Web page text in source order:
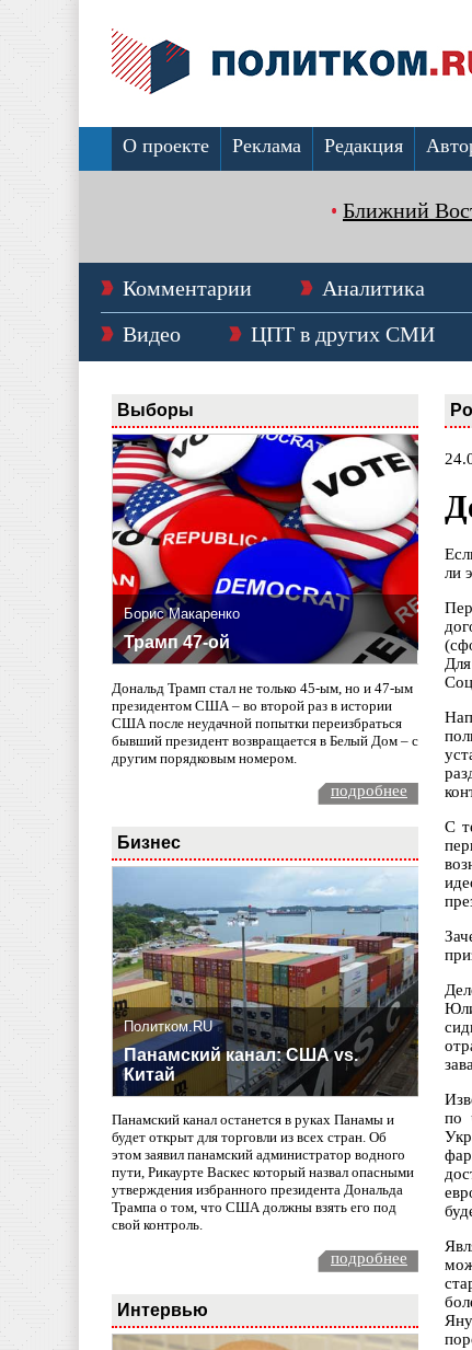
О проекте Реклама Редакция
Ближний
Комментарии Аналитика
Видео
ЦПТ в других СМИ
Выборы
Борис Макаренко
Трамп 47-ой
Дональд Трамп стал не только 45-ым, но и 47-ым
президентом США – во второй раз в истории
США после неудачной попытки переизбраться
бывший президент возвращается в Белый Дом – с
другим порядковым номером.
подробнее
Бизнес
Политком.RU
Панамский канал: США vs.
Китай
Панамский канал останется в руках Панамы и
будет открыт для торговли из всех стран. Об
этом заявил панамский администратор водного
пути, Рикаурте Васкес который назвал опасными
утверждения избранного президента Дональда
Трампа о том, что США должны взять его под
свой контроль.
подробнее
Интервью
ли
С
по